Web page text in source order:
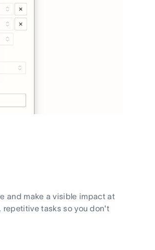
and make a visible impact at
repetitive tasks so you don't